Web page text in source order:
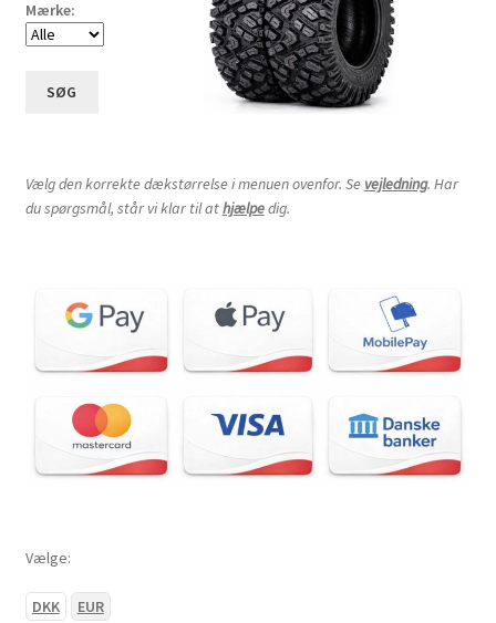
Mærke:
SØG
Vælg den korrekte dækstørrelse i menuen ovenfor. Se vejledning. Har
du spørgsmål, står vi klar til athjælpedig.
Vælge:
DKK EUR